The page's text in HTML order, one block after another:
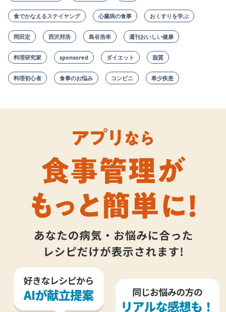
食でかなえるステイヤング 心臓病の食事 おくすりを学ぶ
岡田定 西沢邦浩 島谷浩幸 週刊おいしい健康
料理研究家 sponsored ダイエット 脂質
料理初心者 食事のお悩み コンビニ 希少疾患